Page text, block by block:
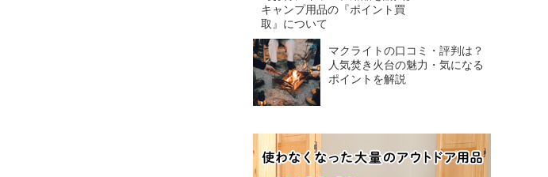
キャンプ用品の『ポイント買
取』について
マクライトの口コミ・評判は？
人気焚き火台の魅力・気になる
ポイントを解説